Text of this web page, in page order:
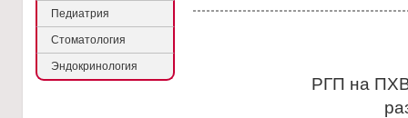
Педиатрия
Стоматология
Эндокринология
РГП на ПХВ